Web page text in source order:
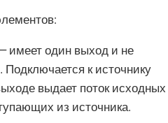
имеет один выход и не
Подключается к источнику
выдает поток исходных
из источника.